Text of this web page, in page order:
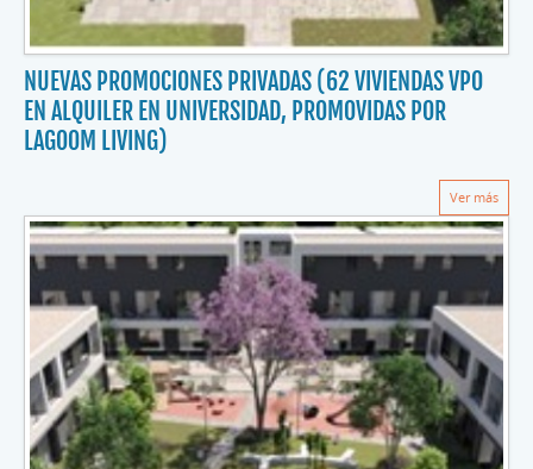
NUEVAS PROMOCIONES PRIVADAS (62 VIVIENDAS VPO
EN ALQUILER EN UNIVERSIDAD, PROMOVIDAS POR
LAGOOM LIVING)
Ver más